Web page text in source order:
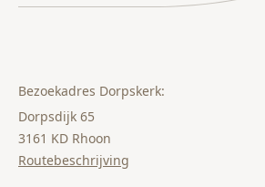
Bezoekadres Dorpskerk:
Dorpsdijk 65
3161 KD Rhoon
Routebeschrijving